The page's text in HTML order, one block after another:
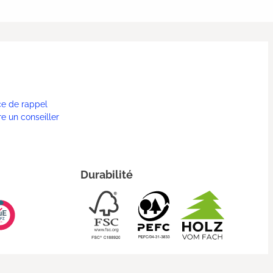
de rappel
un conseiller
Durabilité